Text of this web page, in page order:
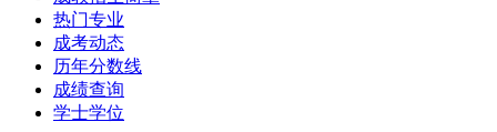
热门专业
成考动态
历年分数线
成绩查询
学士学位